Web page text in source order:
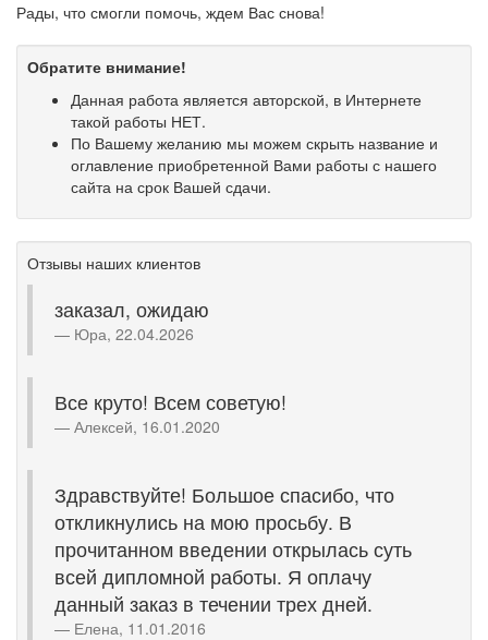
Рады, что смогли помочь, ждем Вас снова!
Обратите внимание!
Данная работа является авторской, в Интернете
такой работы НЕТ.
По Вашему желанию мы можем скрыть название и
оглавление приобретенной Вами работы с нашего
сайта на срок Вашей сдачи.
Отзывы наших клиентов
заказал, ожидаю
Юра, 22.04.2026
Все круто! Всем советую!
Алексей, 16.01.2020
Здравствуйте! Большое спасибо, что
откликнулись на мою просьбу. В
прочитанном введении открылась суть
всей дипломной работы. Я оплачу
данный заказ в течении трех дней.
Елена, 11.01.2016